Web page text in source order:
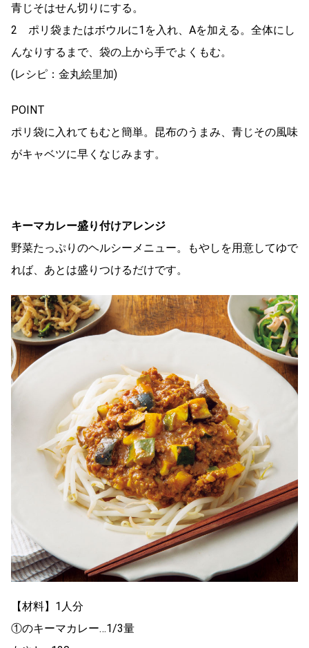
青じそはせん切りにする。
2 ポリ袋またはボウルに1を入れ、Aを加える。全体にし
んなりするまで、袋の上から手でよくもむ。
(レシピ：金丸絵里加)
POINT
ポリ袋に入れてもむと簡単。昆布のうまみ、青じその風味
がキャベツに早くなじみます。
キーマカレー盛り付けアレンジ
野菜たっぷりのヘルシーメニュー。もやしを用意してゆで
れば、あとは盛りつけるだけです。
【材料】1人分
①のキーマカレー…1/3量